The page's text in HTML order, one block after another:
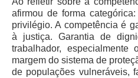
Cartilhas
Cadastro de Peritos,
Calendários
Calendário Geral
afirmou de forma
privilégio. A competência é
à justiça. Garantia de
trabalhador,
margem do sistema de
de populações vulneráveis,